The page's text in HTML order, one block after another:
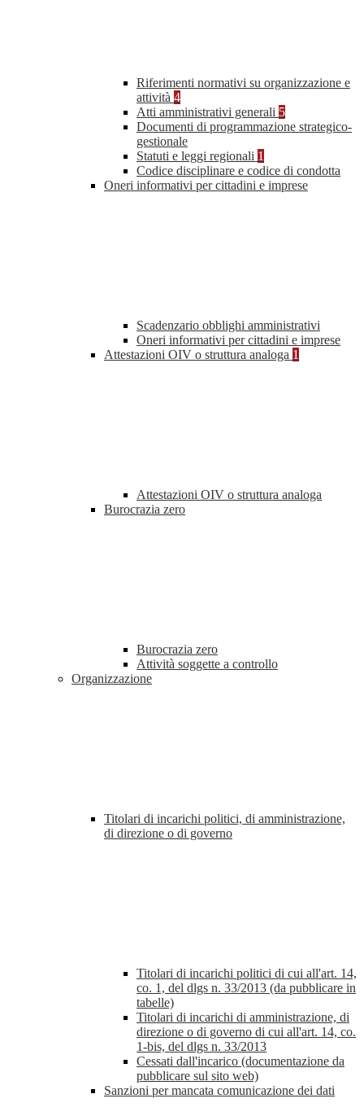
Riferimenti normativi su organizzazione e
attività 4
Atti amministrativi generali 5
Documenti di programmazione strategico-
gestionale
Statuti e leggi regionali 1
Codice disciplinare e codice di condotta
Oneri informativi per cittadini e imprese
Scadenzario obblighi amministrativi
Oneri informativi per cittadini e imprese
Attestazioni OIV o struttura analoga 1
Attestazioni OIV o struttura analoga
Burocrazia zero
Burocrazia zero
Attività soggette a controllo
Organizzazione
Titolari di incarichi politici, di amministrazione,
di direzione o di governo
Titolari di incarichi politici di cui all'art. 14,
co. 1, del dlgs n. 33/2013 (da pubblicare in
tabelle)
Titolari di incarichi di amministrazione, di
direzione o di governo di cui all'art. 14, co.
1-bis, del dlgs n. 33/2013
Cessati dall'incarico (documentazione da
pubblicare sul sito web)
Sanzioni per mancata comunicazione dei dati